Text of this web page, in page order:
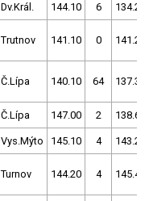
Dv.Král. 144.10 6 134.20
Trutnov 141.10 0 141.20
Č.Lípa 140.10 64 137.30
Č.Lípa 147.00 2 138.60
Vys.Mýto 145.10 4 143.20
Turnov 144.20 4 145.40